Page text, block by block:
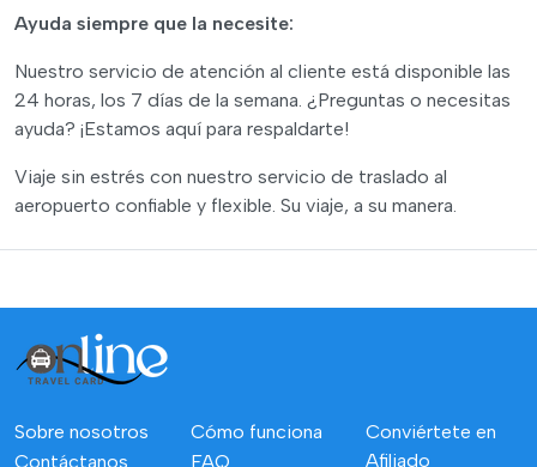
Ayuda siempre que la necesite:
Nuestro servicio de atención al cliente está disponible las
24 horas, los 7 días de la semana. ¿Preguntas o necesitas
ayuda? ¡Estamos aquí para respaldarte!
Viaje sin estrés con nuestro servicio de traslado al
aeropuerto confiable y flexible. Su viaje, a su manera.
Sobre nosotros
Contáctanos
Cómo funciona
FAQ
Conviértete en
Afiliado